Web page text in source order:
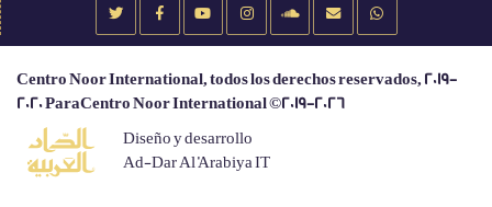
Centro Noor International, todos los derechos reservados, 2019-
2020 ParaCentro Noor International ©2019-2026
Diseño y desarrollo
Ad-Dar Al 'Arabiya IT